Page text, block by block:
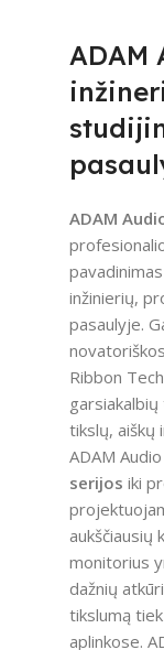
ADAM
ADAM
inžinierių,
pasaulyje.
novatoriškos
Ribbon
tikslų, aiškų
ADAM
serijos iki
aukščiausių
monitorius
dažnių
tikslumą
aplinkose.